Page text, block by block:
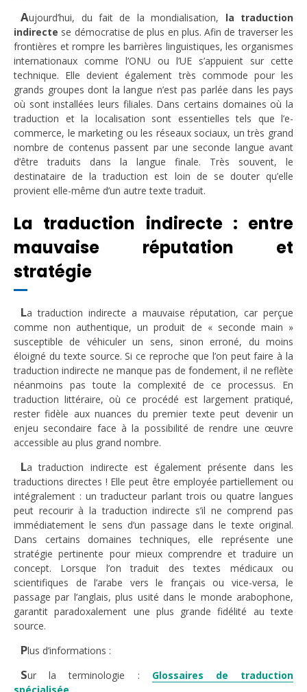
Aujourd’hui, du fait de la mondialisation, la traduction
indirecte se démocratise de plus en plus. Afin de traverser les
frontières et rompre les barrières linguistiques, les organismes
internationaux comme l’ONU ou l’UE s’appuient sur cette
technique. Elle devient également très commode pour les
grands groupes dont la langue n’est pas parlée dans les pays
où sont installées leurs filiales. Dans certains domaines où la
traduction et la localisation sont essentielles tels que l’e-
commerce, le marketing ou les réseaux sociaux, un très grand
nombre de contenus passent par une seconde langue avant
d’être traduits dans la langue finale. Très souvent, le
destinataire de la traduction est loin de se douter qu’elle
provient elle-même d’un autre texte traduit.
La traduction indirecte : entre
mauvaise réputation et
stratégie
La traduction indirecte a mauvaise réputation, car perçue
comme non authentique, un produit de « seconde main »
susceptible de véhiculer un sens, sinon erroné, du moins
éloigné du texte source. Si ce reproche que l’on peut faire à la
traduction indirecte ne manque pas de fondement, il ne reflète
néanmoins pas toute la complexité de ce processus. En
traduction littéraire, où ce procédé est largement pratiqué,
rester fidèle aux nuances du premier texte peut devenir un
enjeu secondaire face à la possibilité de rendre une œuvre
accessible au plus grand nombre.
La traduction indirecte est également présente dans les
traductions directes ! Elle peut être employée partiellement ou
intégralement : un traducteur parlant trois ou quatre langues
peut recourir à la traduction indirecte s’il ne comprend pas
immédiatement le sens d’un passage dans le texte original.
Dans certains domaines techniques, elle représente une
stratégie pertinente pour mieux comprendre et traduire un
concept. Lorsque l’on traduit des textes médicaux ou
scientifiques de l’arabe vers le français ou vice-versa, le
passage par l’anglais, plus usité dans le monde arabophone,
garantit paradoxalement une plus grande fidélité au texte
source.
Plus d’informations :
Sur la terminologie : Glossaires de traduction
spécialisée